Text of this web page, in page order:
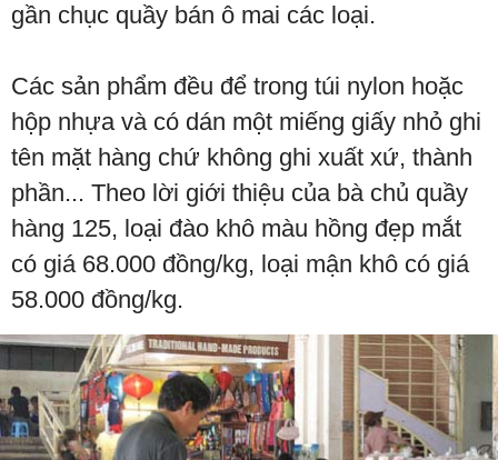
gần chục quầy bán ô mai các loại.
Các sản phẩm đều để trong túi nylon hoặc
hộp nhựa và có dán một miếng giấy nhỏ ghi
tên mặt hàng chứ không ghi xuất xứ, thành
phần... Theo lời giới thiệu của bà chủ quầy
hàng 125, loại đào khô màu hồng đẹp mắt
có giá 68.000 đồng/kg, loại mận khô có giá
58.000 đồng/kg.